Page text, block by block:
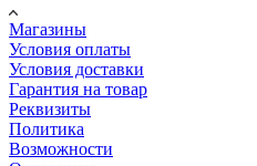
Магазины
Условия оплаты
Условия доставки
Гарантия на товар
Реквизиты
Политика
Возможности